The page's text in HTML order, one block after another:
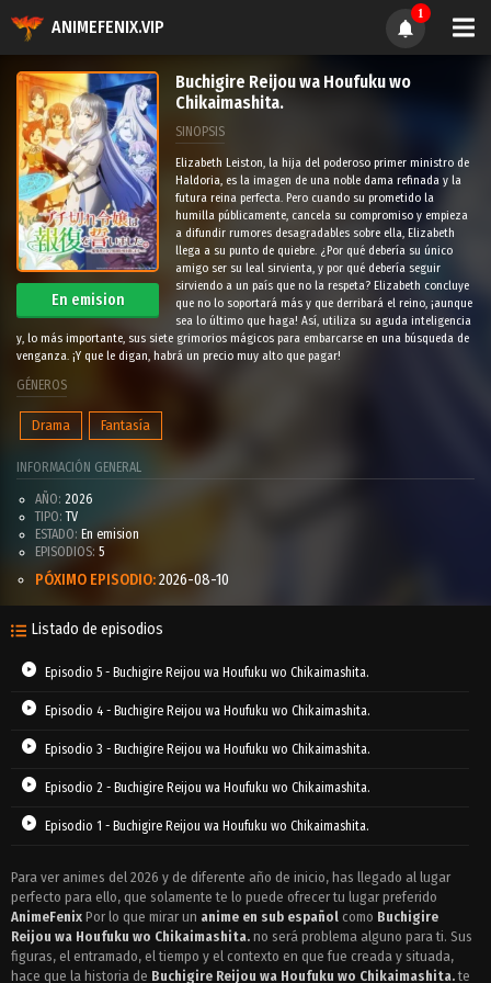
ANIMEFENIX.VIP
1
En emision
Buchigire Reijou wa Houfuku wo
Chikaimashita.
SINOPSIS
Elizabeth Leiston, la hija del poderoso primer ministro de
Haldoria, es la imagen de una noble dama refinada y la
futura reina perfecta. Pero cuando su prometido la
humilla públicamente, cancela su compromiso y empieza
a difundir rumores desagradables sobre ella, Elizabeth
llega a su punto de quiebre. ¿Por qué debería su único
amigo ser su leal sirvienta, y por qué debería seguir
sirviendo a un país que no la respeta? Elizabeth concluye
que no lo soportará más y que derribará el reino, ¡aunque
sea lo último que haga! Así, utiliza su aguda inteligencia
y, lo más importante, sus siete grimorios mágicos para embarcarse en una búsqueda de
venganza. ¡Y que le digan, habrá un precio muy alto que pagar!
GÉNEROS
Drama Fantasía
INFORMACIÓN GENERAL
AÑO: 2026
TIPO: TV
ESTADO: En emision
EPISODIOS: 5
PÓXIMO EPISODIO:2026-08-10
Listado de episodios
Episodio 5 - Buchigire Reijou wa Houfuku wo Chikaimashita.
Episodio 4 - Buchigire Reijou wa Houfuku wo Chikaimashita.
Episodio 3 - Buchigire Reijou wa Houfuku wo Chikaimashita.
Episodio 2 - Buchigire Reijou wa Houfuku wo Chikaimashita.
Episodio 1 - Buchigire Reijou wa Houfuku wo Chikaimashita.
Para ver animes del 2026 y de diferente año de inicio, has llegado al lugar
perfecto para ello, que solamente te lo puede ofrecer tu lugar preferido
AnimeFenix Por lo que mirar un anime en sub español como Buchigire
Reijou wa Houfuku wo Chikaimashita. no será problema alguno para ti. Sus
figuras, el entramado, el tiempo y el contexto en que fue creada y situada,
hace que la historia de Buchigire Reijou wa Houfuku wo Chikaimashita. te